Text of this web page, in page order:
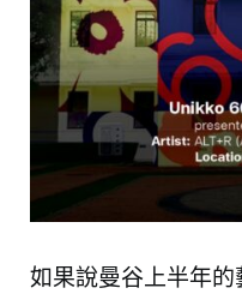
如果說曼谷上半年的